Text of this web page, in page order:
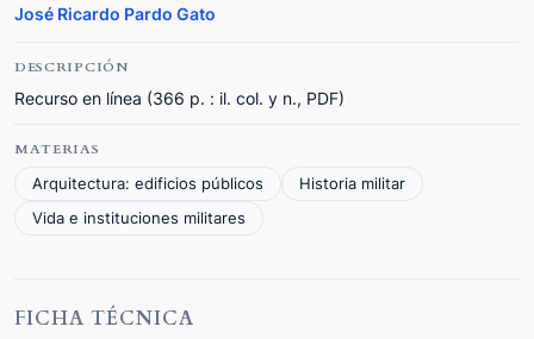
José Ricardo Pardo Gato
DESCRIPCIÓN
Recurso en línea (366 p. : il. col. y n., PDF)
MATERIAS
Arquitectura: edificios públicos
Historia militar
Vida e instituciones militares
FICHA TÉCNICA